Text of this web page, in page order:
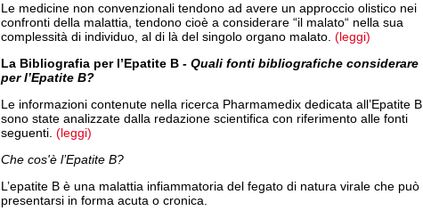
Le medicine non convenzionali tendono ad avere un approccio olistico nei
confronti della malattia, tendono cioè a considerare “il malato“ nella sua
complessità di individuo, al di là del singolo organo malato. (leggi)
La Bibliografia per l’Epatite B - Quali fonti bibliografiche considerare
per l’Epatite B?
Le informazioni contenute nella ricerca Pharmamedix dedicata all’Epatite B
sono state analizzate dalla redazione scientifica con riferimento alle fonti
seguenti. (leggi)
Che cos'è l’Epatite B?
L’epatite B è una malattia infiammatoria del fegato di natura virale che può
presentarsi in forma acuta o cronica.